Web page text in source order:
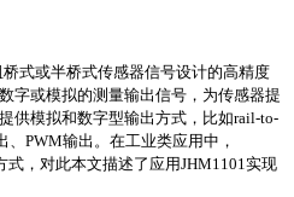
式或半桥式传感器信号设计的高精度
字或模拟的测量输出信号，为传感器提
供模拟和数字型输出方式，比如rail-to-
PWM输出。在工业类应用中，
式，对此本文描述了应用JHM1101 实现